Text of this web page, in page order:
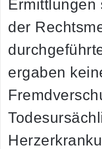
Ermittlungen
der
ergaben